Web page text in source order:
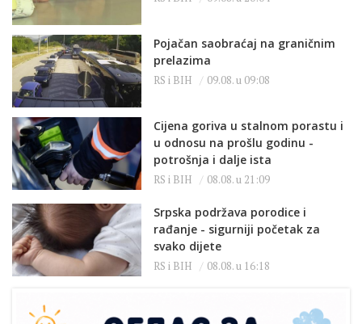
Pojačan saobraćaj na graničnim
prelazima
RS i BIH 09.08. u 09:08
Cijena goriva u stalnom porastu i
u odnosu na prošlu godinu -
potrošnja i dalje ista
RS i BIH 08.08. u 21:09
Srpska podržava porodice i
rađanje - sigurniji početak za
svako dijete
RS i BIH 08.08. u 16:18